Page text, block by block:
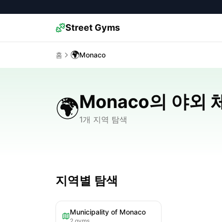
Street Gyms
홈 🌍Monaco
🌍Monaco의 야외
1개 지역 탐색
지역별 탐색
Municipality of Monaco